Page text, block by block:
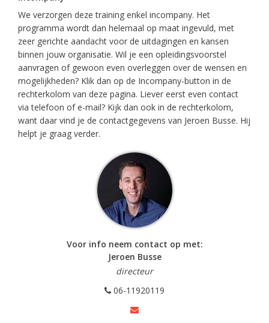
We verzorgen deze training enkel incompany. Het
programma wordt dan helemaal op maat ingevuld, met
zeer gerichte aandacht voor de uitdagingen en kansen
binnen jouw organisatie. Wil je een opleidingsvoorstel
aanvragen of gewoon even overleggen over de wensen en
mogelijkheden? Klik dan op de Incompany-button in de
rechterkolom van deze pagina. Liever eerst even contact
via telefoon of e-mail? Kijk dan ook in de rechterkolom,
want daar vind je de contactgegevens van Jeroen Busse. Hij
helpt je graag verder.
Voor info neem contact op met:
Jeroen Busse
directeur
06-11920119